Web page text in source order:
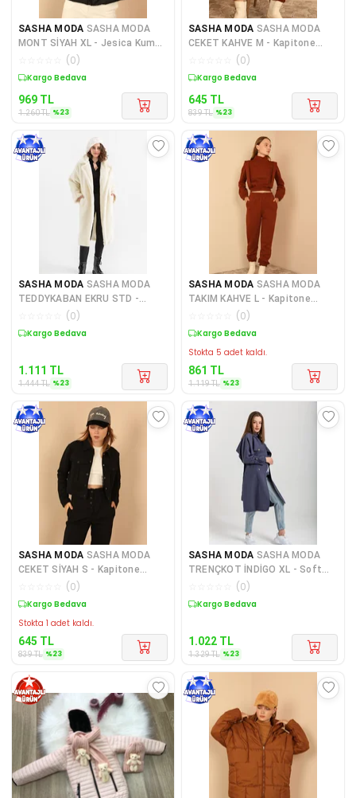
SASHA MODA SASHA MODA
MONT SİYAH XL - Jesica Kumaş
Fermuarlı Yaka Kısa Boy R
(0)
Sepette %23 İndirim
969 TL
1.260TL %23
SASHA MODA SASHA MODA
CEKET KAHVE M - Kapitone
Kumaş Gömlek Yaka Tam Kalıp
(0)
Sepette %23 İndirim
645 TL
839TL %23
SASHA MODA SASHA MODA
TEDDYKABAN EKRU STD -
Teddy Kumaş Ceket Yaka Diz
(0)
Sepette %23 İndirim
1.111 TL
1.444TL %23
SASHA MODA SASHA MODA
TAKIM KAHVE L - Kapitone
Kumaş Boğazlı Yaka Omuz
(0)
Sepette %23 İndirim
Stokta 5 adet kaldı.
861 TL
1.119TL %23
SASHA MODA SASHA MODA
CEKET SİYAH S - Kapitone
Kumaş Gömlek Yaka Tam Kalıp
(0)
Sepette %23 İndirim
Stokta 1 adet kaldı.
645 TL
839TL %23
SASHA MODA SASHA MODA
TRENÇKOT İNDİGO XL - Soft
Kumaş Uzun Kol Gömlek Yaka K
(0)
Sepette %23 İndirim
1.022 TL
1.329TL %23